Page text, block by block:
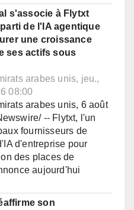
s'associe à Flytxt
de l'IA agentique
une croissance
ses actifs sous
arabes unis, jeu.,
08:00
arabes unis, 6 août
-- Flytxt, l'un
fournisseurs de
d'entreprise pour
des places de
aujourd'hui
son